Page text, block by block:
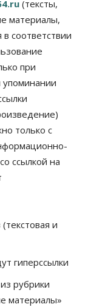
оформлять
тонны
на 40%
вручили
(тексты,
материалы,
соответствии
при
упоминании
только с
ссылкой на
и
гиперссылки
рубрики
материалы»